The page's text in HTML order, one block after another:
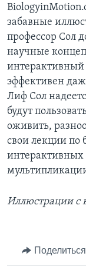
забавные
профессор Сол
научные
интерактивный
эффективен
Лиф Сол
будут
оживить,
свои лекции по
Иллюстрации с
Поделиться